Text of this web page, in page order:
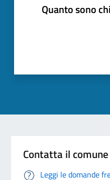
Quanto sono
Contatta il comune
Leggi le domande